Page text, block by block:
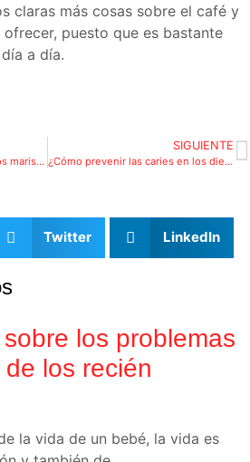
claras más cosas sobre el café y
puesto que es bastante
a día.
El papel de los pescados y los mariscos en la dieta de los niños
SIGUIENTE
¿Cómo prevenir las caries en los dientes de leche?
Twitter LinkedIn
los problemas
los recién
la vida de un bebé, la vida es